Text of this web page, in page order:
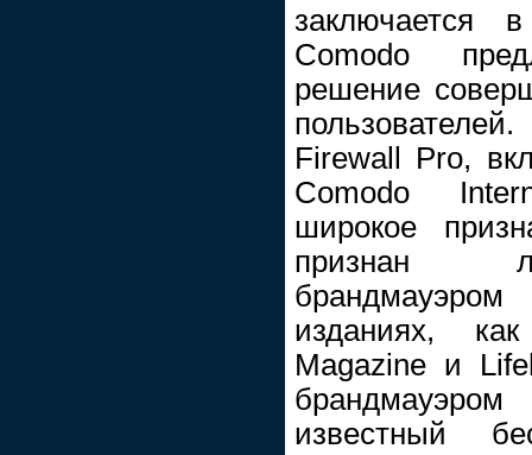
заключается
Comodo
решение
Firewall Pro,
Comodo
широкое
признан
изданиях,
Magazine и
известный